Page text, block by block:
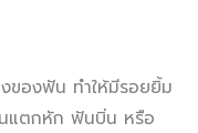
ของฟัน ทำให้มีรอยยิ้ม
แตกหัก ฟันบิ่น หรือ